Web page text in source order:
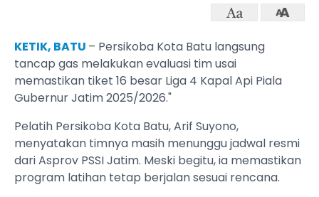
KETIK, BATU – Persikoba Kota Batu langsung
tancap gas melakukan evaluasi tim usai
memastikan tiket 16 besar Liga 4 Kapal Api Piala
Gubernur Jatim 2025/2026."
Pelatih Persikoba Kota Batu, Arif Suyono,
menyatakan timnya masih menunggu jadwal resmi
dari Asprov PSSI Jatim. Meski begitu, ia memastikan
program latihan tetap berjalan sesuai rencana.